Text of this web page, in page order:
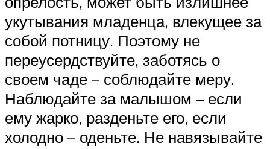
укутывания младенца, влекущее за
собой потницу. Поэтому не
переусердствуйте, заботясь о
своем чаде – соблюдайте меру.
Наблюдайте за малышом – если
ему жарко, разденьте его, если
холодно – оденьте. Не навязывайте